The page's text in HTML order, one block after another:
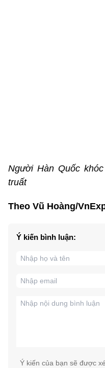
Người Hàn Quốc
truất
Theo Vũ Hoàng/
Ý kiến bình luận:
Ý kiến của bạn sẽ được